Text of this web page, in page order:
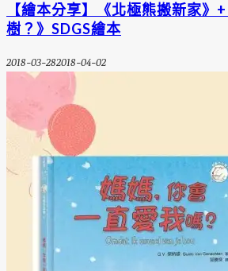
【繪本分享】《北極熊搬新家》
樹？》SDGS繪本
2018-03-282018-04-02